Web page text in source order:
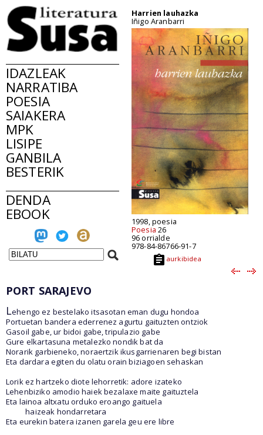
IDAZLEAK
NARRATIBA
POESIA
SAIAKERA
MPK
LISIPE
GANBILA
BESTERIK
DENDA
EBOOK
Harrien lauhazka
Iñigo Aranbarri
1998, poesia
Poesia 26
96 orrialde
978-84-86766-91-7
aurkibidea
PORT SARAJEVO
Lehengo ez bestelako itsasotan eman dugu hondoa
Portuetan bandera ederrenez agurtu gaituzten ontziok
Gasoil gabe, ur bidoi gabe, tripulazio gabe
Gure elkartasuna metalezko nondik bat da
Norarik garbieneko, noraertzik ikusgarrienaren begi bistan
Eta dardara egiten du olatu orain biziagoen sehaskan
Lorik ez hartzeko diote lehorretik: adore izateko
Lehenbiziko amodio haiek bezalaxe maite gaituztela
Eta lainoa altxatu orduko eroango gaituela
haizeak hondarretara
Eta eurekin batera izanen garela geu ere libre